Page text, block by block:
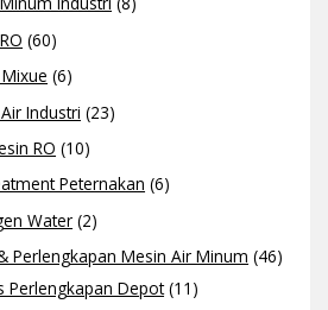
(60)
(6)
Industri (23)
RO (10)
Peternakan (6)
Water (2)
Perlengkapan Mesin Air Minum (46)
Perlengkapan Depot(11)